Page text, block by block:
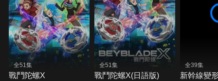
全51集
戰鬥陀螺X
全51集
戰鬥陀螺X(日語版)
全39集
新幹線變